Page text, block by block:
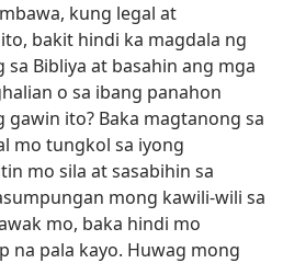
kung legal at
bakit hindi ka magdala ng
Bibliya at basahin ang mga
o sa ibang panahon
gawin ito? Baka magtanong sa
mo tungkol sa iyong
mo sila at sasabihin sa
mong kawili-wili sa
mo, baka hindi mo
na pala kayo. Huwag mong